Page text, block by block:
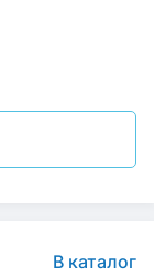
В каталог